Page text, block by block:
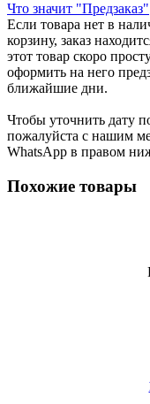
Что значит "Предзаказ"
Если товара нет в
корзину, заказ
этот товар скоро
оформить на него
ближайшие дни.
Чтобы уточнить дату
пожалуйста с нашим
WhatsApp в правом
Похожие товары